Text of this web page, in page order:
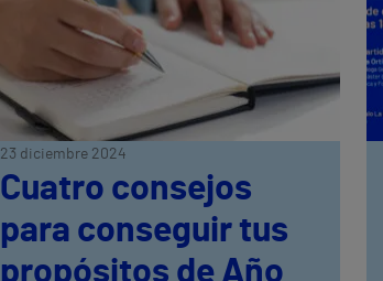
23 diciembre 2024
Cuatro consejos
para conseguir tus
propósitos de Año